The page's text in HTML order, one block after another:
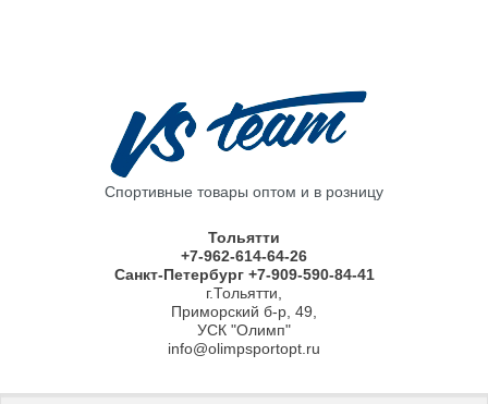
Спортивные товары оптом и в розницу
Тольятти
+7-962-614-64-26
Санкт-Петербург +7-909-590-84-41
г.Тольятти,
Приморский б-р, 49,
УСК "Олимп"
info@olimpsportopt.ru